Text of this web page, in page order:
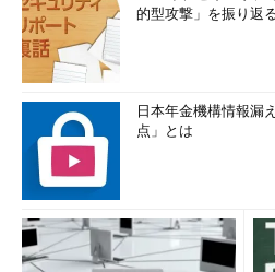
的型攻撃」を振り返
日本年金機構情報漏
点」とは